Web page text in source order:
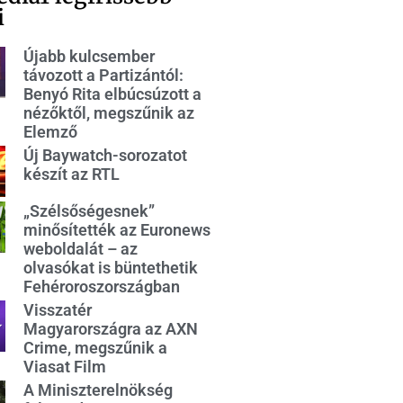
Újabb kulcsember
távozott a Partizántól:
Benyó Rita elbúcsúzott a
nézőktől, megszűnik az
Elemző
Új Baywatch-sorozatot
készít az RTL
„Szélsőségesnek”
minősítették az Euronews
weboldalát – az
olvasókat is büntethetik
Fehéroroszországban
Visszatér
Magyarországra az AXN
Crime, megszűnik a
Viasat Film
A Miniszterelnökség